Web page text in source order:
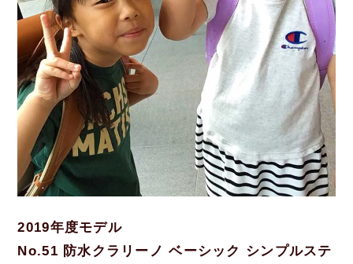
2019年度モデル
No.51 防水クラリーノ ベーシック シンプルステ